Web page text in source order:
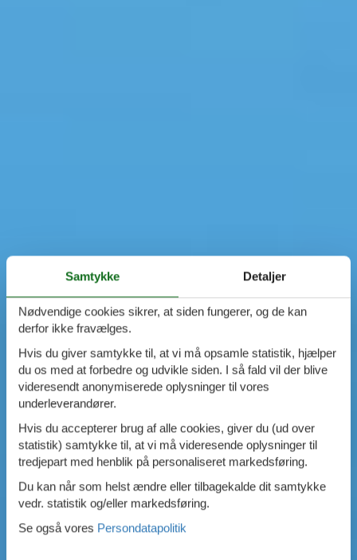
Samtykke Detaljer
Nødvendige cookies sikrer, at siden fungerer, og de kan
derfor ikke fravælges.
Hvis du giver samtykke til, at vi må opsamle statistik, hjælper
du os med at forbedre og udvikle siden. I så fald vil der blive
videresendt anonymiserede oplysninger til vores
underleverandører.
Hvis du accepterer brug af alle cookies, giver du (ud over
statistik) samtykke til, at vi må videresende oplysninger til
tredjepart med henblik på personaliseret markedsføring.
Du kan når som helst ændre eller tilbagekalde dit samtykke
vedr. statistik og/eller markedsføring.
Se også vores Persondatapolitik